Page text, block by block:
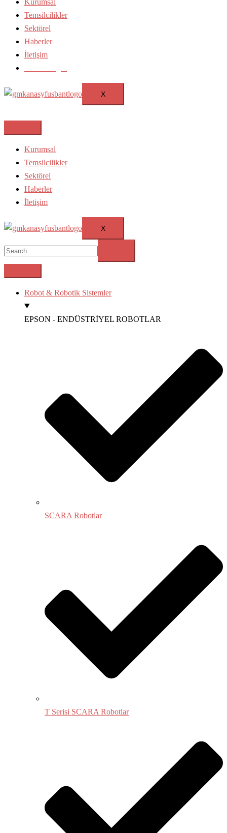
Kurumsal
Temsilcilikler
Sektörel
Haberler
İletişim
X
Kurumsal
Temsilcilikler
Sektörel
Haberler
İletişim
X
Robot & Robotik Sistemler
EPSON - ENDÜSTRİYEL ROBOTLAR
SCARA Robotlar
T Serisi SCARA Robotlar